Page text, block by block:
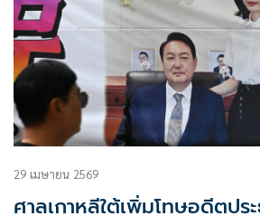
29 เมษายน 2569
ศาลเกาหลีใต้เพิ่มโทษอดีตปร